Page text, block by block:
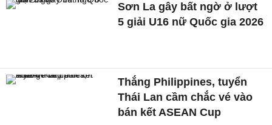
Sơn La gây bất ngờ ở lượt
5 giải U16 nữ Quốc gia 2026
Thắng Philippines, tuyển
Thái Lan cầm chắc vé vào
bán kết ASEAN Cup